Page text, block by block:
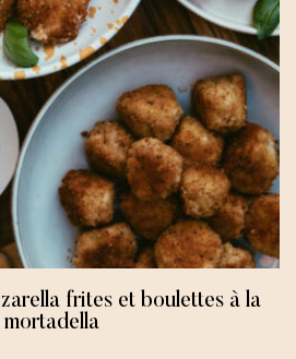
frites et boulettes à la
mortadella